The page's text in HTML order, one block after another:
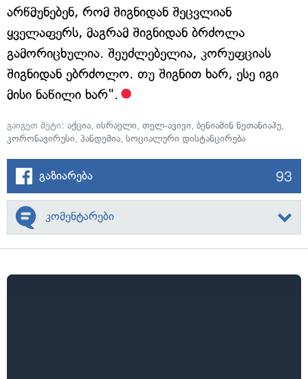
არწმუნებენ, რომ შიგნიდან შეცვლიან
ყველაფერს, მაგრამ შიგნიდან ბრძოლა
გამორიცხულია. შეუძლებელია, კორუფციას
შიგნიდან ებრძოლო. თუ შიგნით ხარ, ესე იგი
მისი ნაწილი ხარ".
გაიგეთ მეტი: აქცია, ისრაელი, თელ-ავივი, ბენიამინ ნეთანიაჰუ,
კორონავირუსი, პანდემია, სოციალური დისტანცირება
გაზიარება 93
კომენტარები